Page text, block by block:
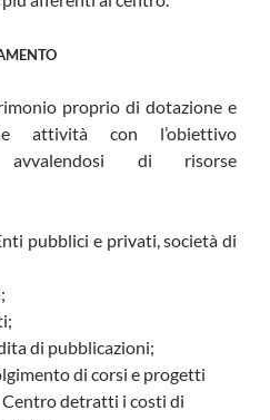
proprio di dotazione e
attività con l’obiettivo
avvalendosi di risorse
pubblici e privati, società di
di pubblicazioni;
di corsi e progetti
detratti i costi di